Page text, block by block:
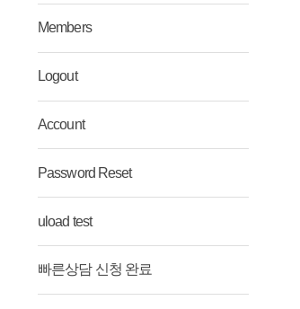
Members
Logout
Account
Password Reset
uload test
빠른상담 신청 완료